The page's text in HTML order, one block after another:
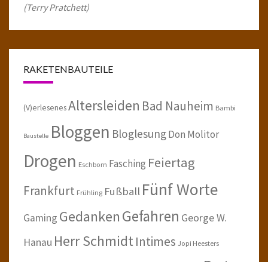
(Terry Pratchett)
RAKETENBAUTEILE
(V)erlesenesAltersleiden Bad Nauheim Bambi
Baustelle Bloggen BloglesungDon Molitor
Drogen Eschborn Fasching Feiertag
Frankfurt Frühling Fußball Fünf Worte
Gaming GedankenGefahren George W.
Hanau Herr SchmidtIntimes Jopi Heesters